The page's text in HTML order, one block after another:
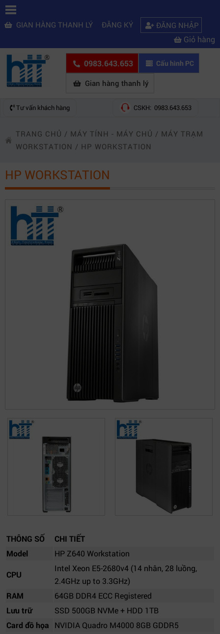
GIAN HÀNG THANH LÝ ĐĂNG KÝ ĐĂNG NHẬP
Giỏ hàng
0983.643.653 Cấu hình PC
Gian hàng thanh lý
Tư vấn khách hàng CSKH: 0983.643.653
TRANG CHỦ / MÁY TÍNH - MÁY CHỦ / MÁY TRẠM
WORKSTATION / HP WORKSTATION
HP WORKSTATION
THÔNG SỐ
CHI TIẾT
Model
HP Z640 Workstation
CPU
Intel Xeon E5-2680v4 (14 nhân, 28 luồng,
2.4GHz up to 3.3GHz)
RAM
64GB DDR4 ECC Registered
Lưu trữ
SSD 500GB NVMe + HDD 1TB
Card đồ họa
NVIDIA Quadro M4000 8GB GDDR5